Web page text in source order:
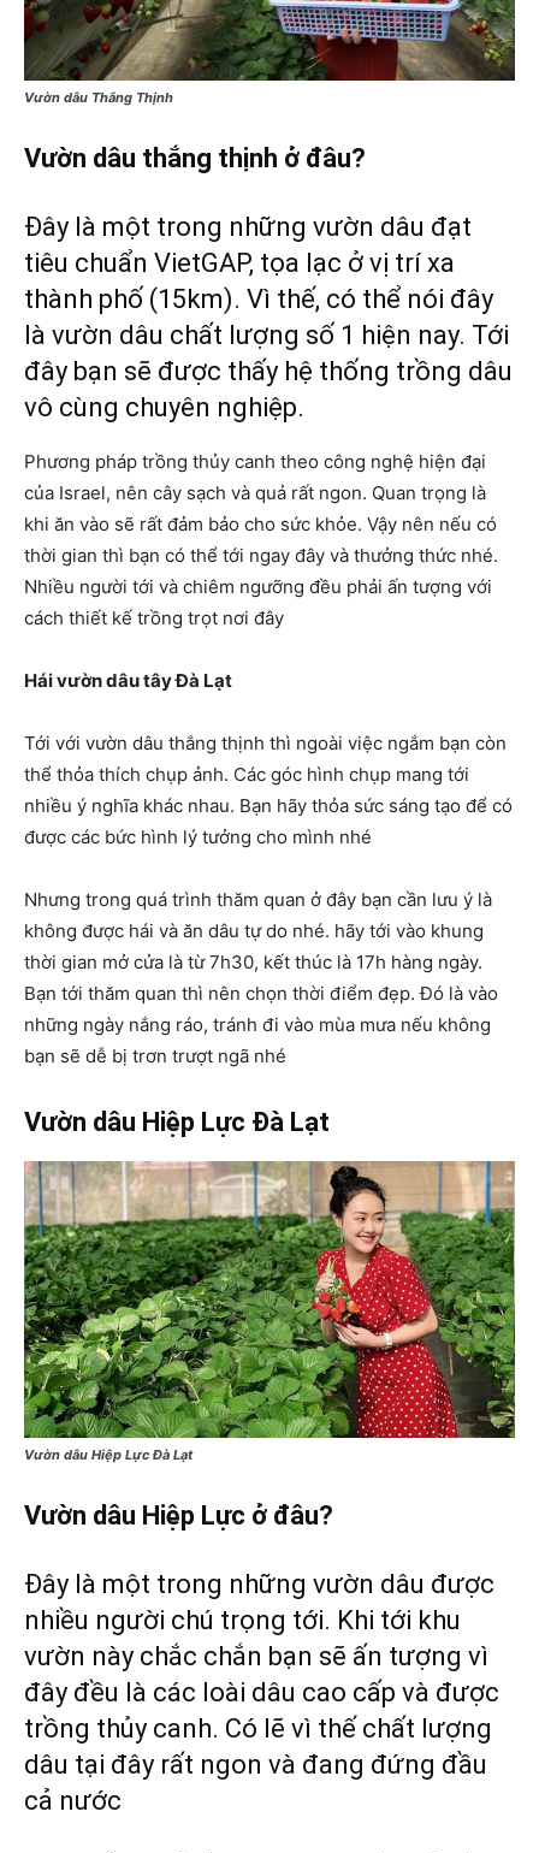
Vườn dâu Thắng Thịnh
Vườn dâu thắng thịnh ở đâu?
Đây là một trong những vườn dâu đạt
tiêu chuẩn VietGAP, tọa lạc ở vị trí xa
thành phố (15km). Vì thế, có thể nói đây
là vườn dâu chất lượng số 1 hiện nay. Tới
đây bạn sẽ được thấy hệ thống trồng dâu
vô cùng chuyên nghiệp.
Phương pháp trồng thủy canh theo công nghệ hiện đại
của Israel, nên cây sạch và quả rất ngon. Quan trọng là
khi ăn vào sẽ rất đảm bảo cho sức khỏe. Vậy nên nếu có
thời gian thì bạn có thể tới ngay đây và thưởng thức nhé.
Nhiều người tới và chiêm ngưỡng đều phải ấn tượng với
cách thiết kế trồng trọt nơi đây
Hái vườn dâu tây Đà Lạt
Tới với vườn dâu thắng thịnh thì ngoài việc ngắm bạn còn
thể thỏa thích chụp ảnh. Các góc hình chụp mang tới
nhiều ý nghĩa khác nhau. Bạn hãy thỏa sức sáng tạo để có
được các bức hình lý tưởng cho mình nhé
Nhưng trong quá trình thăm quan ở đây bạn cần lưu ý là
không được hái và ăn dâu tự do nhé. hãy tới vào khung
thời gian mở cửa là từ 7h30, kết thúc là 17h hàng ngày.
Bạn tới thăm quan thì nên chọn thời điểm đẹp. Đó là vào
những ngày nắng ráo, tránh đi vào mùa mưa nếu không
bạn sẽ dễ bị trơn trượt ngã nhé
Vườn dâu Hiệp Lực Đà Lạt
Vườn dâu Hiệp Lực Đà Lạt
Vườn dâu Hiệp Lực ở đâu?
Đây là một trong những vườn dâu được
nhiều người chú trọng tới. Khi tới khu
vườn này chắc chắn bạn sẽ ấn tượng vì
đây đều là các loài dâu cao cấp và được
trồng thủy canh. Có lẽ vì thế chất lượng
dâu tại đây rất ngon và đang đứng đầu
cả nước